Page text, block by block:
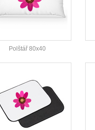
Polštář 80x40